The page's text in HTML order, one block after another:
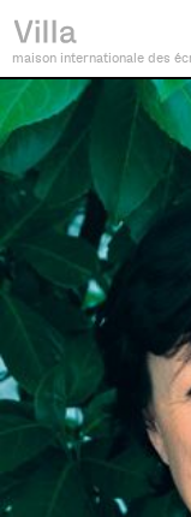
maison internationale des